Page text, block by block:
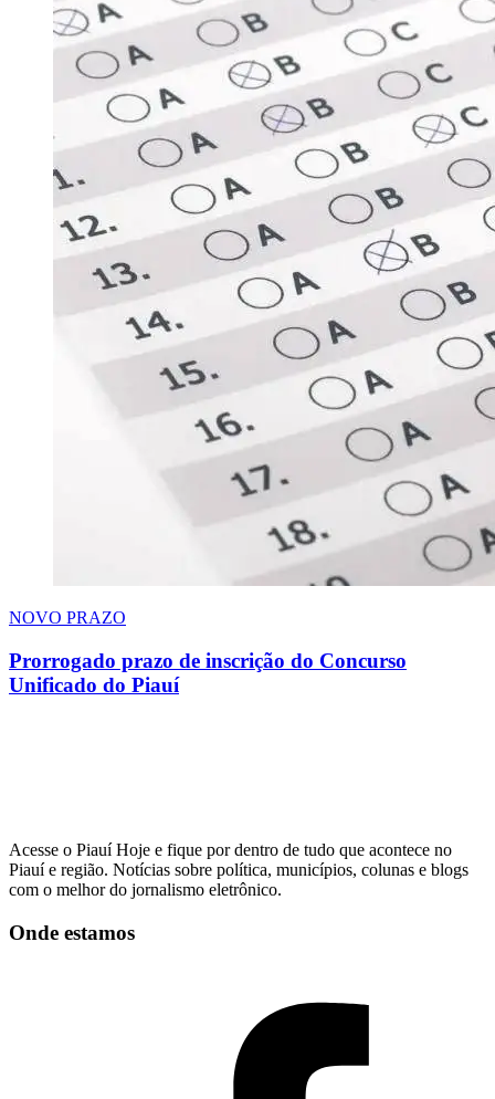
NOVO PRAZO
Prorrogado prazo de inscrição do Concurso
Unificado do Piauí
Acesse o Piauí Hoje e fique por dentro de tudo que acontece no
Piauí e região. Notícias sobre política, municípios, colunas e blogs
com o melhor do jornalismo eletrônico.
Onde estamos